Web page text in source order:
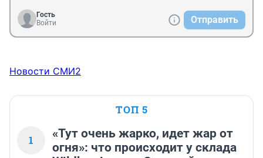
Гость
Войти
Отправить
Новости СМИ2
ТОП 5
1
«Тут очень жарко, идет жар от
огня»: что происходит у склада